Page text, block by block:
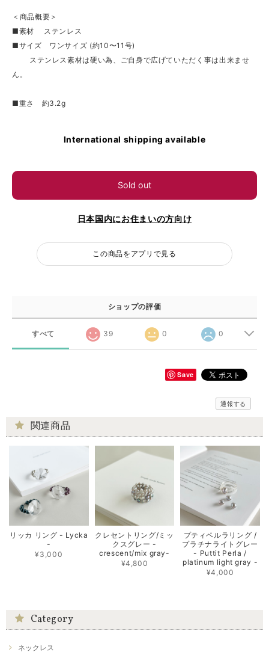
＜商品概要＞
■素材 ステンレス
■サイズ ワンサイズ (約10〜11号)
ステンレス素材は硬い為、ご自身で広げていただく事は出来ませ
ん。
■重さ 約3.2g
International shipping available
Sold out
日本国内にお住まいの方向け
この商品をアプリで見る
ショップの評価
すべて 39 0 0
Save
通報する
関連商品
リッカ リング - Lycka
-
¥3,000
クレセントリング/ミッ
クスグレー -
crescent/mix gray-
¥4,800
プティペルラリング /
プラチナライトグレー
- Puttit Perla /
platinum light gray -
¥4,000
Category
ネックレス